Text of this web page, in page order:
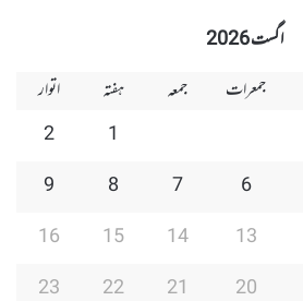
اگست 2026
جمعرات جمعہ ہفتہ
اتوار
1
2
6
7
8
9
13
14
15
16
20
21
22
23